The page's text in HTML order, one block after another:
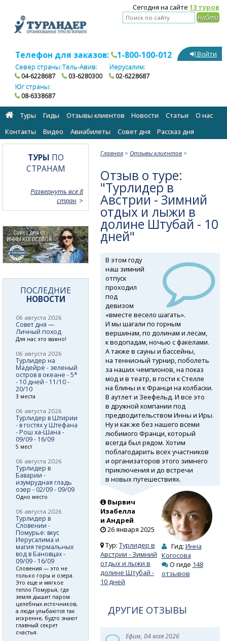
Сегодня на сайте 13 туров
Телефон для заказов: 1-800-100-012
Север страны:
04-6228687
Тель-Авив:
03-6280300
Иерусалим:
02-6228687
Юг страны:
08-6338687
Войти
Туры Гиды Отзывы клиентов Новости Статьи
О нас
Контакты
Видео Авиабилеты Cовет дня Рассказ дня
Главная > Отзывы клиентов >
Отзыв о туре:
"Турлидер в
Австрии - Зимний
отдых и лыжи в
долине Штубай - 10
дней"
В этом году
наш зимний
отпуск
проходил
под
девизом
«вместе весело шагать».
И мы шагали по горным
вершинам, по долинам и лесам,
к водопадам, ночью с факелами.
А также в сауны и бассейны,
на теннисный турнир, поболеть
за наших чемпионов, на показ
мод и в театр, в гости к Стелле
на блины и к Франци на колбаски.
В аутлет и Зеефельд. И все это
в дружной компании под
предводительством Инны и Иры.
Ну и как же без нашего всеми
любимого Франци, который
всегда был рядом. Хотим
поблагодарить всех участников
и организаторов этого зимнего
приключения и до встречи
в новых путешествиях.
Вырвич
Изабелла
и Андрей
26 января 2025
Тур:Турлидер в
Австрии - Зимний
отдых и лыжи в
долине Штубай -
10 дней
Гид: Инна
Когосова
О гиде 148
отзывов
ДРУГИЕ ОТЗЫВЫ
Ефим, 04 мая 2026
ТУРЫ ПО
СТРАНАМ
Развернуть все 8
стран
ПОСЛЕДНИЕ
НОВОСТИ
06 августа 2026
Совет дня —
Личный поход
Для нас это важно!
06 августа 2026
Турлидер на
Мадейре - зеленый
остров в океане - 5*
- 10 дней - 11/10 -
20/10
3 места
06 августа 2026
Турлидер в Штирии
- в гостях у Штефана
- Рош ха-Шана -
09/09 - 16/09
5 мест
06 августа 2026
Турлидер в
Баварии -
изумрудная гладь
озер - 02/09 - 09/09
Одно место
06 августа 2026
Турлидер в
Словении -
Помурье: вкус
Иерусалима и
магия термальных
вод в Бановцах -
09/09 - 16/09
Словения — это не
только горы и озера.
Это еще и мягкое
тепло Помурья, где
земля дышит паром
целебных источников,
а люди улыбаются так
искренне, будто знают
главный секрет
счастья.